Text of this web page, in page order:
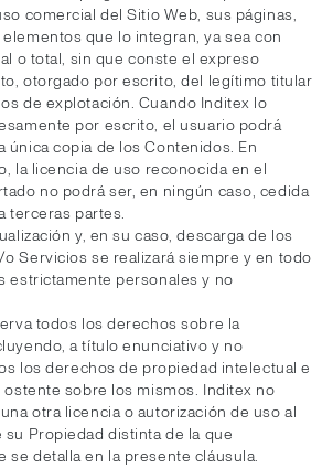
comercial del Sitio Web, sus páginas,
que lo integran, ya sea con
o total, sin que conste el expreso
otorgado por escrito, del legítimo titular
de explotación. Cuando Inditex lo
por escrito, el usuario podrá
única copia de los Contenidos. En
la licencia de uso reconocida en el
no podrá ser, en ningún caso, cedida
terceras partes.
y, en su caso, descarga de los
Servicios se realizará siempre y en todo
estrictamente personales y no
todos los derechos sobre la
a título enunciativo y no
los derechos de propiedad intelectual e
sobre los mismos. Inditex no
otra licencia o autorización de uso al
su Propiedad distinta de la que
se detalla en la presente cláusula.